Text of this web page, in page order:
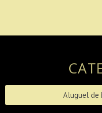
Aluguel de